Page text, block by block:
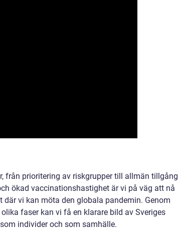
från prioritering av riskgrupper till allmän tillgång
ökad vaccinationshastighet är vi på väg att nå
vi kan möta den globala pandemin. Genom
faser kan vi få en klarare bild av Sveriges
individer och som samhälle.